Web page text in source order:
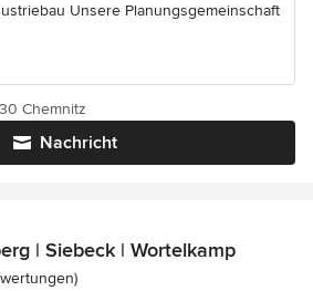
Unsere Planungsgemeinschaft
Nachricht
Chemnitz
| Siebeck | Wortelkamp
5 von 5 Sternen